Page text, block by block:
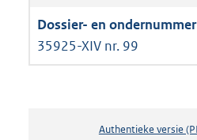
35925-XIV nr. 99
Authentieke versie